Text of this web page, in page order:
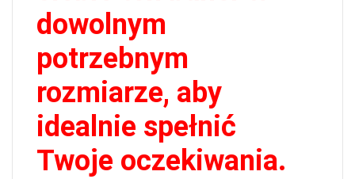
dowolnym
potrzebnym
rozmiarze, aby
idealnie spełnić
Twoje oczekiwania.